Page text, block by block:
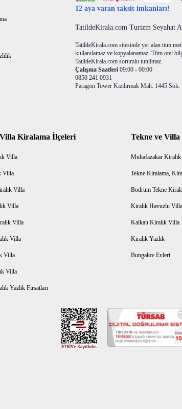
12 aya varan taksit imkanları!
TatildeKirala.com Turizm Seyahat
TatildeKirala.com sitesinde yer alan tüm
kullanılamaz ve kopyalanamaz. Tüm otel
TatildeKirala.com sorumlu tutulmaz.
Çalışma Saatleri 09:00 - 00:00
0850 241 0931
Paragon Tower Kızılırmak Mah. 1445
Kiralama İlçeleri
Villa
Villa
Villa
Villa
Villa
Villa
Villa
Villa
Yazlık Fırsatları
Tekne ve Villa
Muhafazakar
Tekne Kiralama,
Bodrum Tekne
Kiralık Havuzlu Villa
Kalkan Kiralık Villa
Kiralık Yazlık
Bungalov Evleri